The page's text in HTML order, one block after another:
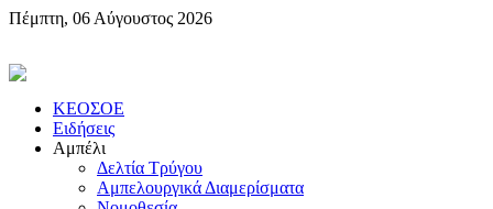
Πέμπτη, 06 Αύγουστος 2026
KEOΣOE
Ειδήσεις
Αμπέλι
Δελτία Τρύγου
Αμπελουργικά Διαμερίσματα